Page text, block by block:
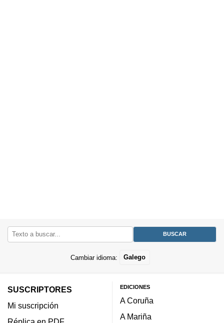
Cambiar idioma: Galego
SUSCRIPTORES
Mi suscripción
EDICIONES
A Coruña
A Mariña